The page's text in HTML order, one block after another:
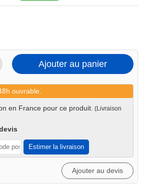
Ajouter au panier
ouvrable.
en France pour ce produit. (Livraison
Estimer la livraison
Ajouter au devis